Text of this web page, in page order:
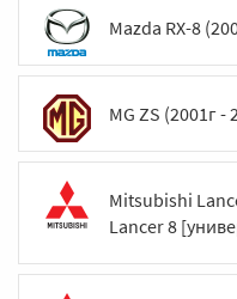
Mazda RX-8
MG ZS (2001г -
Mitsubishi
Lancer 8